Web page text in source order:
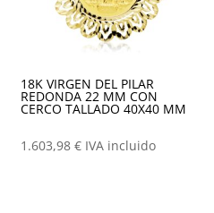
18K VIRGEN DEL PILAR
REDONDA 22 MM CON
CERCO TALLADO 40X40 MM
1.603,98€ IVA incluido